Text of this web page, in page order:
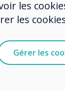
de voyage
et
les
les
Gérer les